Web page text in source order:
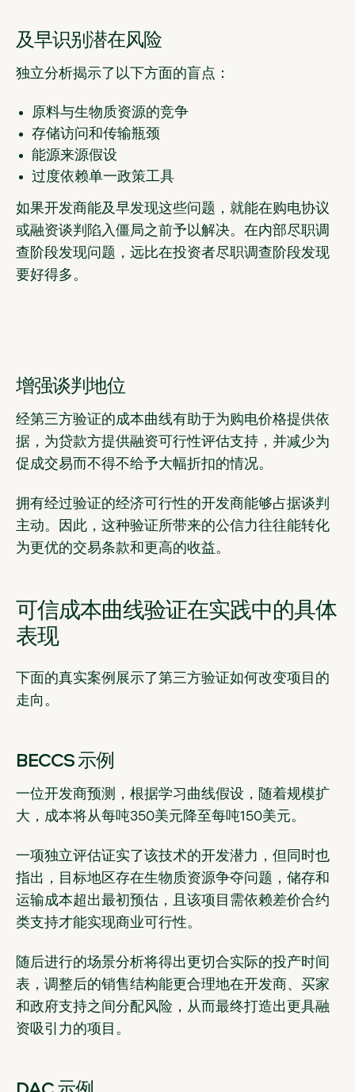
及早识别潜在风险
独立分析揭示了以下方面的盲点：
原料与生物质资源的竞争
存储访问和传输瓶颈
能源来源假设
过度依赖单一政策工具
如果开发商能及早发现这些问题，就能在购电协议
或融资谈判陷入僵局之前予以解决。在内部尽职调
查阶段发现问题，远比在投资者尽职调查阶段发现
要好得多。
增强谈判地位
经第三方验证的成本曲线有助于为购电价格提供依
据，为贷款方提供融资可行性评估支持，并减少为
促成交易而不得不给予大幅折扣的情况。
拥有经过验证的经济可行性的开发商能够占据谈判
主动。因此，这种验证所带来的公信力往往能转化
为更优的交易条款和更高的收益。
可信成本曲线验证在实践中的具体
表现
下面的真实案例展示了第三方验证如何改变项目的
走向。
BECCS 示例
一位开发商预测，根据学习曲线假设，随着规模扩
大，成本将从每吨350美元降至每吨150美元。
一项独立评估证实了该技术的开发潜力，但同时也
指出，目标地区存在生物质资源争夺问题，储存和
运输成本超出最初预估，且该项目需依赖差价合约
类支持才能实现商业可行性。
随后进行的场景分析将得出更切合实际的投产时间
表，调整后的销售结构能更合理地在开发商、买家
和政府支持之间分配风险，从而最终打造出更具融
资吸引力的项目。